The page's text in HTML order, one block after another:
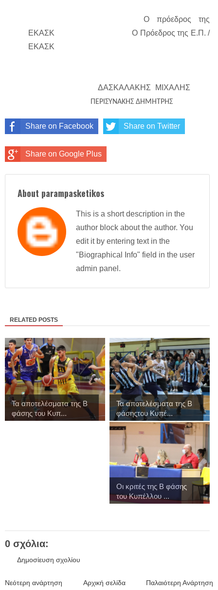
Ο πρόεδρος της
ΕΚΑΣΚ Ο Πρόεδρος της Ε.Π. /
ΕΚΑΣΚ
ΔΑΣΚΑΛΑΚΗΣ ΜΙΧΑΛΗΣ
ΠΕΡΙΣΥΝΑΚΗΣ ΔΗΜΗΤΡΗΣ
Share on Facebook Share on Twitter
Share on Google Plus
About parampasketikos
This is a short description in the
author block about the author. You
edit it by entering text in the
"Biographical Info" field in the user
admin panel.
RELATED POSTS
Τα αποτελέσματα της Β
φάσης του Κυπ...
Τα αποτελέσματα της Β
φάσηςτου Κυπέ...
Οι κριτές της Β φάσης
του Κυπέλλου ...
0 σχόλια:
Δημοσίευση σχολίου
Νεότερη ανάρτηση Παλαιότερη Ανάρτηση
Αρχική σελίδα